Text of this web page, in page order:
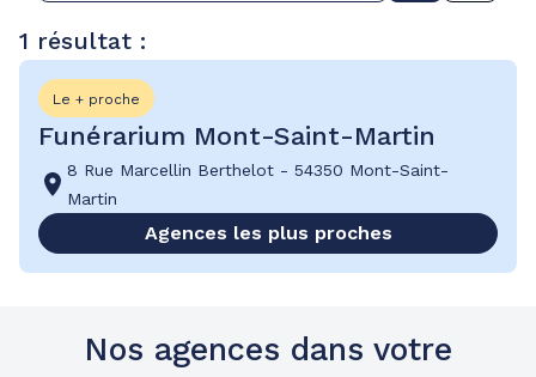
1 résultat :
Le + proche
Funérarium Mont-Saint-Martin
8 Rue Marcellin Berthelot - 54350 Mont-Saint-
Martin
Agences les plus proches
Nos agences dans votre